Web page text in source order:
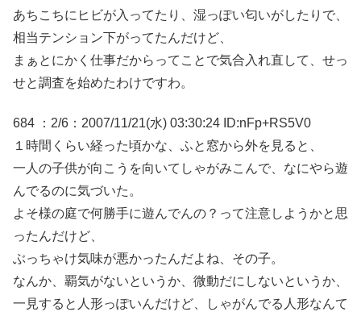
あちこちにヒビが入ってたり、湿っぽい匂いがしたりで、
相当テンション下がってたんだけど、
まぁとにかく仕事だからってことで気合入れ直して、せっ
せと調査を始めたわけですわ。
684 ：2/6：2007/11/21(水) 03:30:24 ID:nFp+RS5V0
１時間くらい経った頃かな、ふと窓から外を見ると、
一人の子供が向こうを向いてしゃがみこんで、なにやら遊
んでるのに気づいた。
よそ様の庭で何勝手に遊んでんの？って注意しようかと思
ったんだけど、
ぶっちゃけ気味が悪かったんだよね、その子。
なんか、覇気がないというか、微動だにしないというか、
一見すると人形っぽいんだけど、しゃがんでる人形なんて